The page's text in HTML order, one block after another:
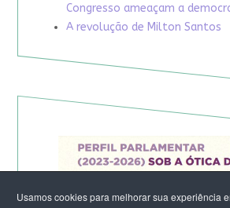
Usamos cookies para melhorar sua experiência
Congresso ameaçam a
A revolução de Milton Santos